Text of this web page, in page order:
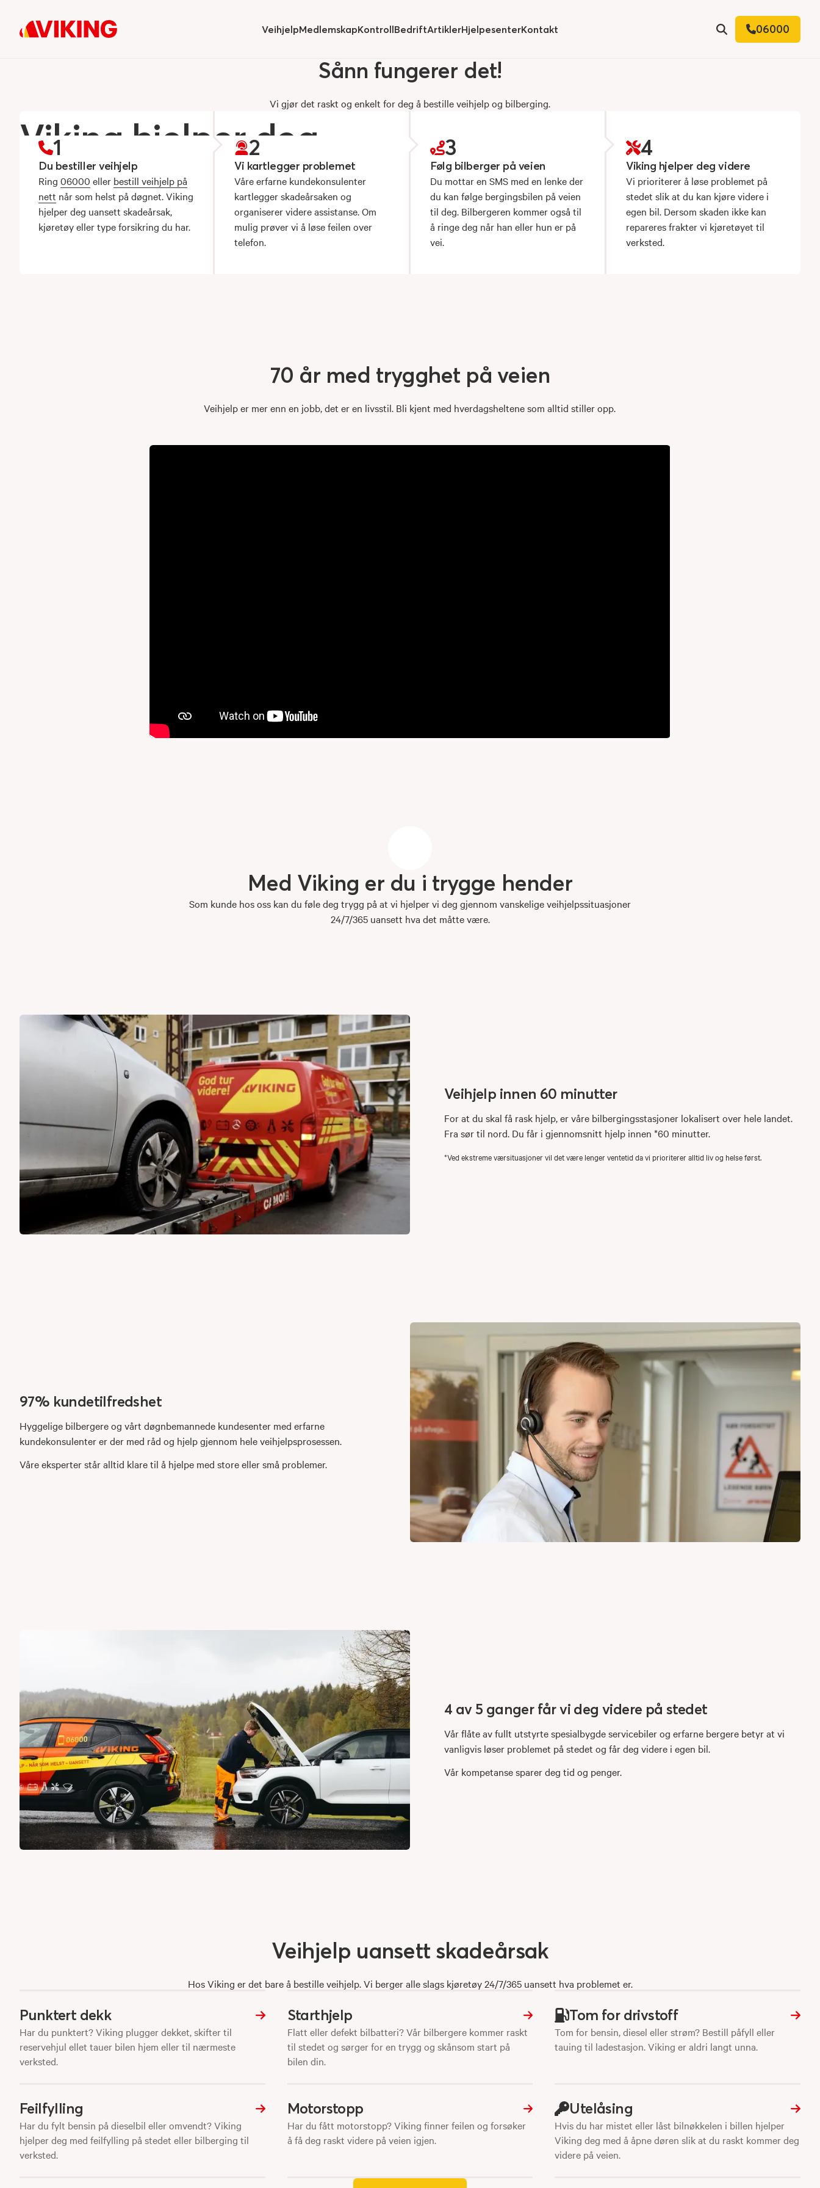
Hidesubmenu for
VeihjelpMedlemskap
Hidesubmenu for
Kontroll
Hide submenu for
Bedrift
Hidesubmenu for
Artikler
Hidesubmenu for
HjelpesenterKontakt
Søk
06000
Viking hjelper deg.
Uansett skade.
Alltid.
Sånn fungerer det!
Vi gjør det raskt og enkelt for deg å bestille veihjelp og bilberging.
1
Du bestiller veihjelp
Ring 06000 eller bestill veihjelp på
nett når som helst på døgnet. Viking
hjelper deg uansett skadeårsak,
kjøretøy eller type forsikring du har.
2
Vi kartlegger problemet
Våre erfarne kundekonsulenter
kartlegger skadeårsaken og
organiserer videre assistanse. Om
mulig prøver vi å løse feilen over
telefon.
3
Følg bilberger på veien
Du mottar en SMS med en lenke der
du kan følge bergingsbilen på veien
til deg. Bilbergeren kommer også til
å ringe deg når han eller hun er på
vei.
4
Viking hjelper deg videre
Vi prioriterer å løse problemet på
stedet slik at du kan kjøre videre i
egen bil. Dersom skaden ikke kan
repareres frakter vi kjøretøyet til
verksted.
70 år med trygghet på veien
Veihjelp er mer enn en jobb, det er en livsstil. Bli kjent med hverdagsheltene som alltid stiller opp.
Med Viking er du i trygge hender
Som kunde hos oss kan du føle deg trygg på at vi hjelper vi deg gjennom vanskelige veihjelpssituasjoner
24/7/365 uansett hva det måtte være.
Veihjelp innen 60 minutter
For at du skal få rask hjelp, er våre bilbergingsstasjoner lokalisert over hele landet.
Fra sør til nord. Du får i gjennomsnitt hjelp innen *60 minutter.
*Ved ekstreme værsituasjoner vil det være lenger ventetid da vi prioriterer alltid liv og helse først.
97% kundetilfredshet
Hyggelige bilbergere og vårt døgnbemannede kundesenter med erfarne
kundekonsulenter er der med råd og hjelp gjennom hele veihjelpsprosessen.
Våre eksperter står alltid klare til å hjelpe med store eller små problemer.
4 av 5 ganger får vi deg videre på stedet
Vår flåte av fullt utstyrte spesialbygde servicebiler og erfarne bergere betyr at vi
vanligvis løser problemet på stedet og får deg videre i egen bil.
Vår kompetanse sparer deg tid og penger.
Veihjelp uansett skadeårsak
Hos Viking er det bare å bestille veihjelp. Vi berger alle slags kjøretøy 24/7/365 uansett hva problemet er.
Punktert dekk
Har du punktert? Viking plugger dekket, skifter til
reservehjul ellet tauer bilen hjem eller til nærmeste
verksted.
Starthjelp
Flatt eller defekt bilbatteri? Vår bilbergere kommer raskt
til stedet og sørger for en trygg og skånsom start på
bilen din.
Tom for drivstoff
Tom for bensin, diesel eller strøm? Bestill påfyll eller
tauing til ladestasjon. Viking er aldri langt unna.
Feilfylling
Har du fylt bensin på dieselbil eller omvendt? Viking
hjelper deg med feilfylling på stedet eller bilberging til
verksted.
Motorstopp
Har du fått motorstopp? Viking finner feilen og forsøker
å få deg raskt videre på veien igjen.
Utelåsing
Hvis du har mistet eller låst bilnøkkelen i billen hjelper
Viking deg med å åpne døren slik at du raskt kommer deg
videre på veien.